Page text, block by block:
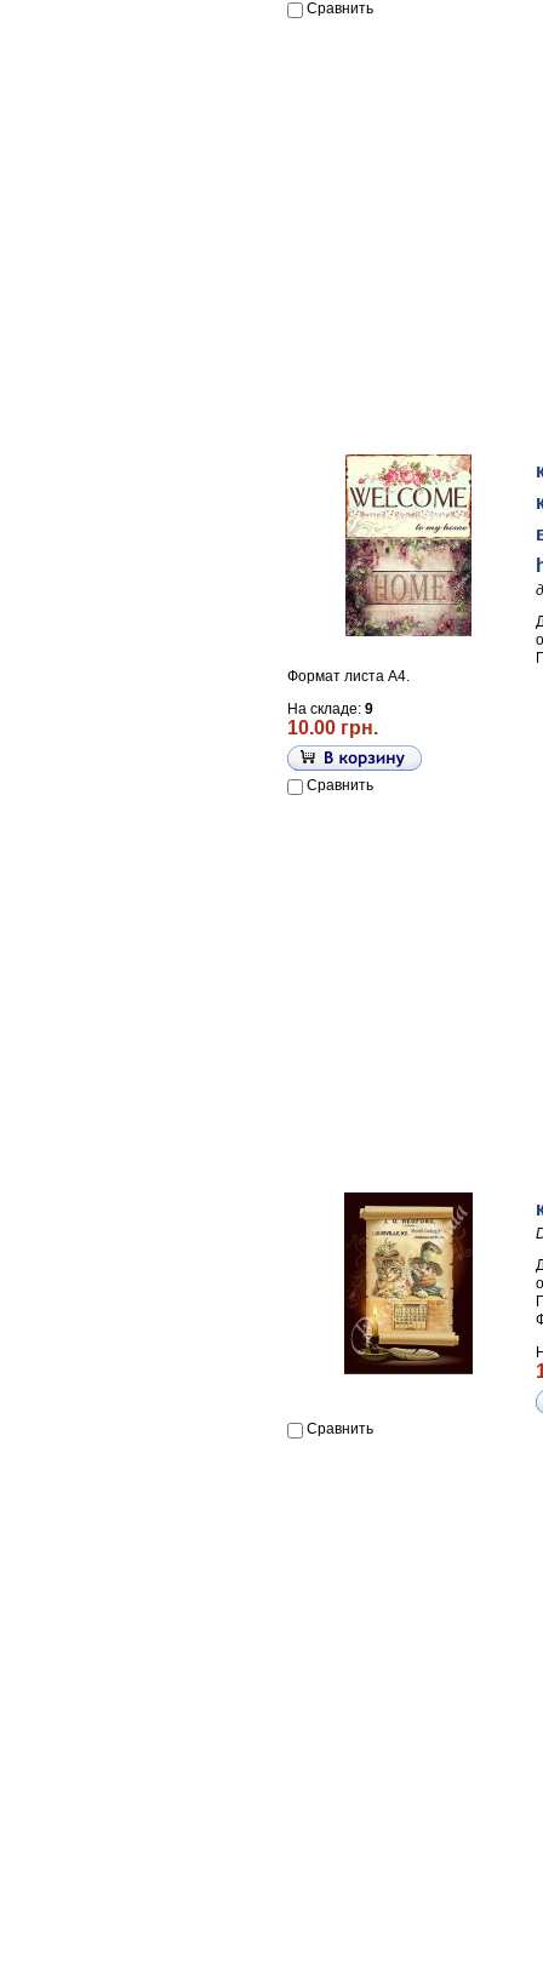
Сравнить
Формат листа А4.
На складе: 9
10.00 грн.
Сравнить
Сравнить